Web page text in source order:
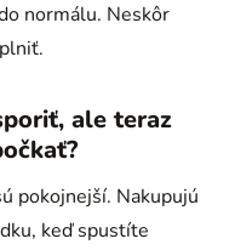
normálu. Neskôr
ale teraz
pokojnejší. Nakupujú
keď spustíte